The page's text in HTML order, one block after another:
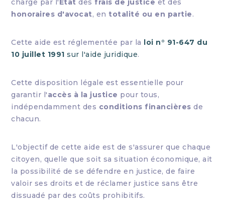
charge par l'État des frais de justice et des
honoraires d'avocat, en totalité ou en partie.
Cette aide est réglementée par la loi n° 91-647 du
10 juillet 1991 sur l'aide juridique.
Cette disposition légale est essentielle pour
garantir l'accès à la justice pour tous,
indépendamment des conditions financières de
chacun.
L'objectif de cette aide est de s'assurer que chaque
citoyen, quelle que soit sa situation économique, ait
la possibilité de se défendre en justice, de faire
valoir ses droits et de réclamer justice sans être
dissuadé par des coûts prohibitifs.